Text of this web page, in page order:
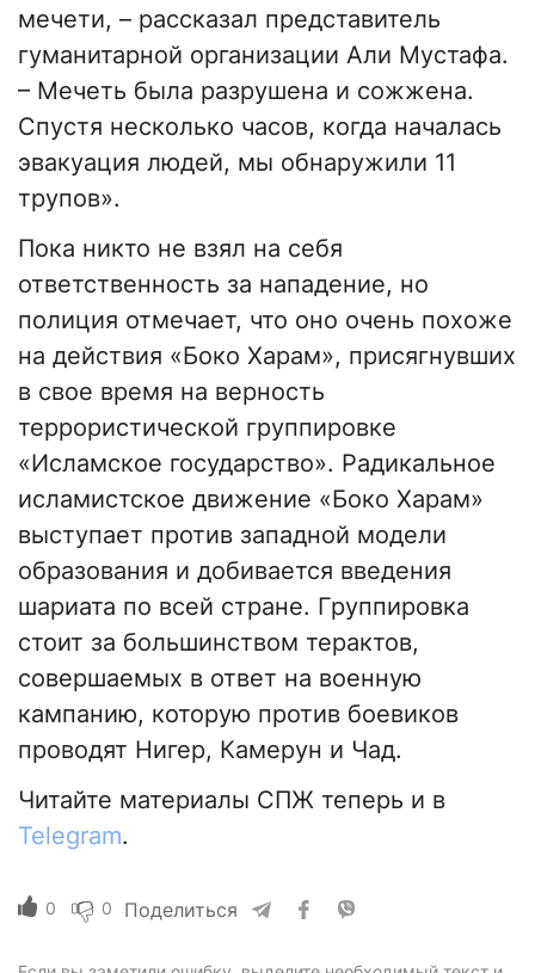
мечети, – рассказал представитель
гуманитарной организации Али Мустафа.
– Мечеть была разрушена и сожжена.
Спустя несколько часов, когда началась
эвакуация людей, мы обнаружили 11
трупов».
Пока никто не взял на себя
ответственность за нападение, но
полиция отмечает, что оно очень похоже
на действия «Боко Харам», присягнувших
в свое время на верность
террористической группировке
«Исламское государство». Радикальное
исламистское движение «Боко Харам»
выступает против западной модели
образования и добивается введения
шариата по всей стране. Группировка
стоит за большинством терактов,
совершаемых в ответ на военную
кампанию, которую против боевиков
проводят Нигер, Камерун и Чад.
Читайте материалы СПЖ теперь и в
Telegram.
0 0 Поделиться